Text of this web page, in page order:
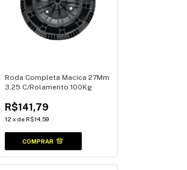
Roda Completa Macica 27Mm
3,25 C/Rolamento 100Kg
R$141,79
12 x de R$14,59